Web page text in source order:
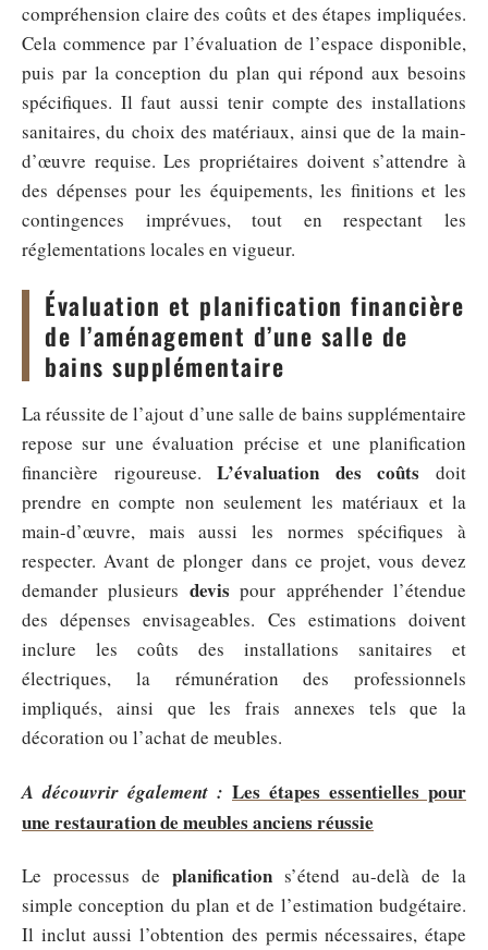
compréhension claire des coûts et des étapes impliquées.
Cela commence par l’évaluation de l’espace disponible,
puis par la conception du plan qui répond aux besoins
spécifiques. Il faut aussi tenir compte des installations
sanitaires, du choix des matériaux, ainsi que de la main-
d’œuvre requise. Les propriétaires doivent s’attendre à
des dépenses pour les équipements, les finitions et les
contingences imprévues, tout en respectant les
réglementations locales en vigueur.
Évaluation et planification financière
de l’aménagement d’une salle de
bains supplémentaire
La réussite de l’ajout d’une salle de bains supplémentaire
repose sur une évaluation précise et une planification
financière rigoureuse.L’évaluation des coûts doit
prendre en compte non seulement les matériaux et la
main-d’œuvre, mais aussi les normes spécifiques à
respecter. Avant de plonger dans ce projet, vous devez
demander plusieurs devis pour appréhender l’étendue
des dépenses envisageables. Ces estimations doivent
inclure les coûts des installations sanitaires et
électriques, la rémunération des professionnels
impliqués, ainsi que les frais annexes tels que la
décoration ou l’achat de meubles.
A découvrir également : Les étapes essentielles pour
une restauration de meubles anciens réussie
Le processus de planification s’étend au-delà de la
simple conception du plan et de l’estimation budgétaire.
Il inclut aussi l’obtention des permis nécessaires, étape